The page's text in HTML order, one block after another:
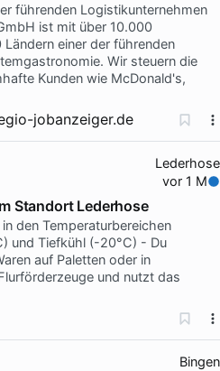
führenden Logistikunternehmen
ist mit über 10.000
einer der führenden
Wir steuern die
Kunden wie McDonald's,
jobanzeiger.de
Lederhose
vor 1 M
Standort Lederhose
den Temperaturbereichen
und Tiefkühl (-20°C) - Du
auf Paletten oder in
und nutzt das
Bingen